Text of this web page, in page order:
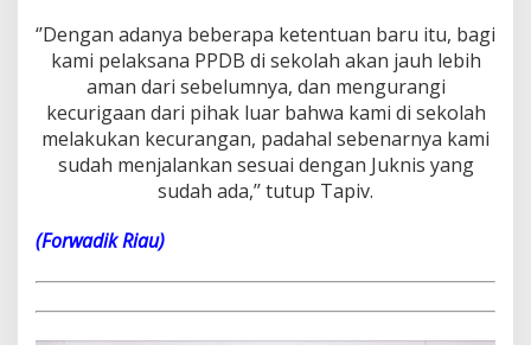
‘’Dengan adanya beberapa ketentuan baru itu, bagi
kami pelaksana PPDB di sekolah akan jauh lebih
aman dari sebelumnya, dan mengurangi
kecurigaan dari pihak luar bahwa kami di sekolah
melakukan kecurangan, padahal sebenarnya kami
sudah menjalankan sesuai dengan Juknis yang
sudah ada,’’ tutup Tapiv.
(Forwadik Riau)